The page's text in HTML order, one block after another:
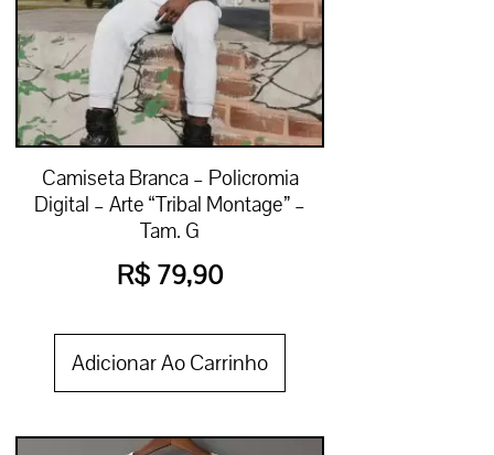
Camiseta Branca – Policromia
Digital – Arte “Tribal Montage” –
Tam. G
R$ 79,90
Adicionar Ao Carrinho